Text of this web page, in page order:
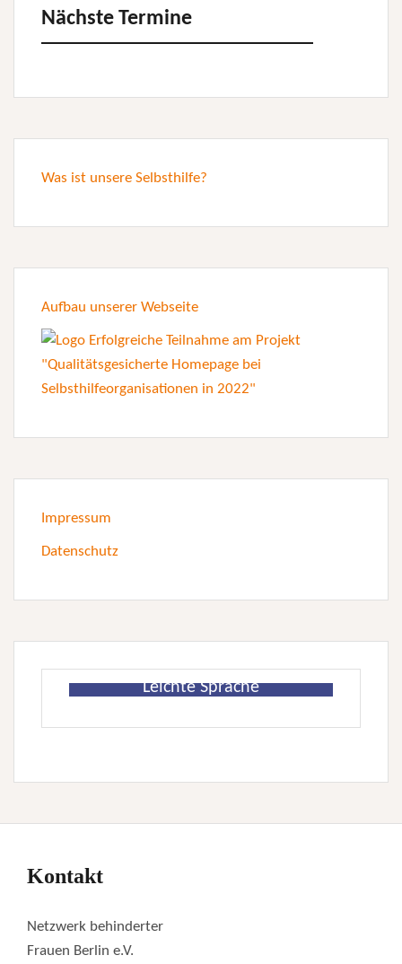
Nächste Termine
Was ist unsere Selbsthilfe?
Aufbau unserer Webseite
Impressum
Datenschutz
Leichte Sprache
Kontakt
Netzwerk behinderter
Frauen Berlin e.V.